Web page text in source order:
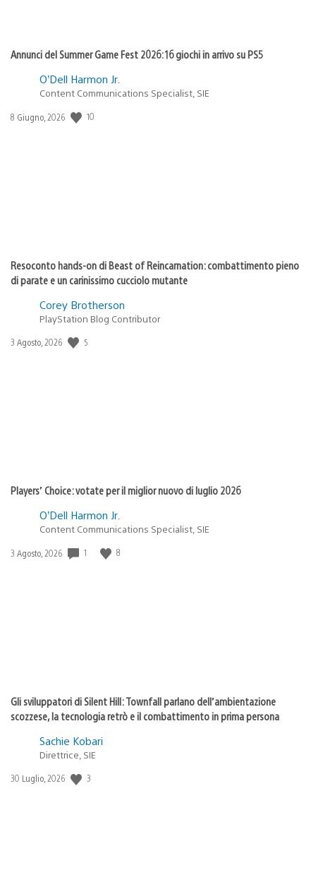
Annunci del Summer Game Fest 2026: 16 giochi in arrivo su PS5
O’Dell Harmon Jr.
Content Communications Specialist, SIE
Data
8 Giugno, 2026 10
Resoconto hands-on di Beast of Reincarnation: combattimento pieno
di parate e un carinissimo cucciolo mutante
Corey Brotherson
PlayStation Blog Contributor
Data
3 Agosto, 2026 5
Players’ Choice: votate per il miglior nuovo di luglio 2026
O’Dell Harmon Jr.
Content Communications Specialist, SIE
Data
3 Agosto, 2026 1 8
Gli sviluppatori di Silent Hill: Townfall parlano dell’ambientazione
scozzese, la tecnologia retrò e il combattimento in prima persona
Sachie Kobari
Direttrice, SIE
Data
30 Luglio, 2026 3